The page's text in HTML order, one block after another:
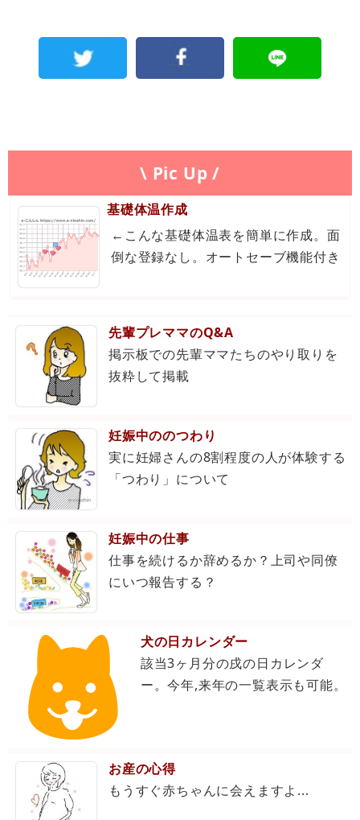
\ Pic Up /
基礎体温作成
←こんな基礎体温表を簡単に作成。面
倒な登録なし。オートセーブ機能付き
先輩プレママのQ&A
掲示板での先輩ママたちのやり取りを
抜粋して掲載
妊娠中ののつわり
実に妊婦さんの8割程度の人が体験する
「つわり」について
妊娠中の仕事
仕事を続けるか辞めるか？上司や同僚
にいつ報告する？
犬の日カレンダー
該当3ヶ月分の戌の日カレンダ
ー。今年,来年の一覧表示も可能。
お産の心得
もうすぐ赤ちゃんに会えますよ...